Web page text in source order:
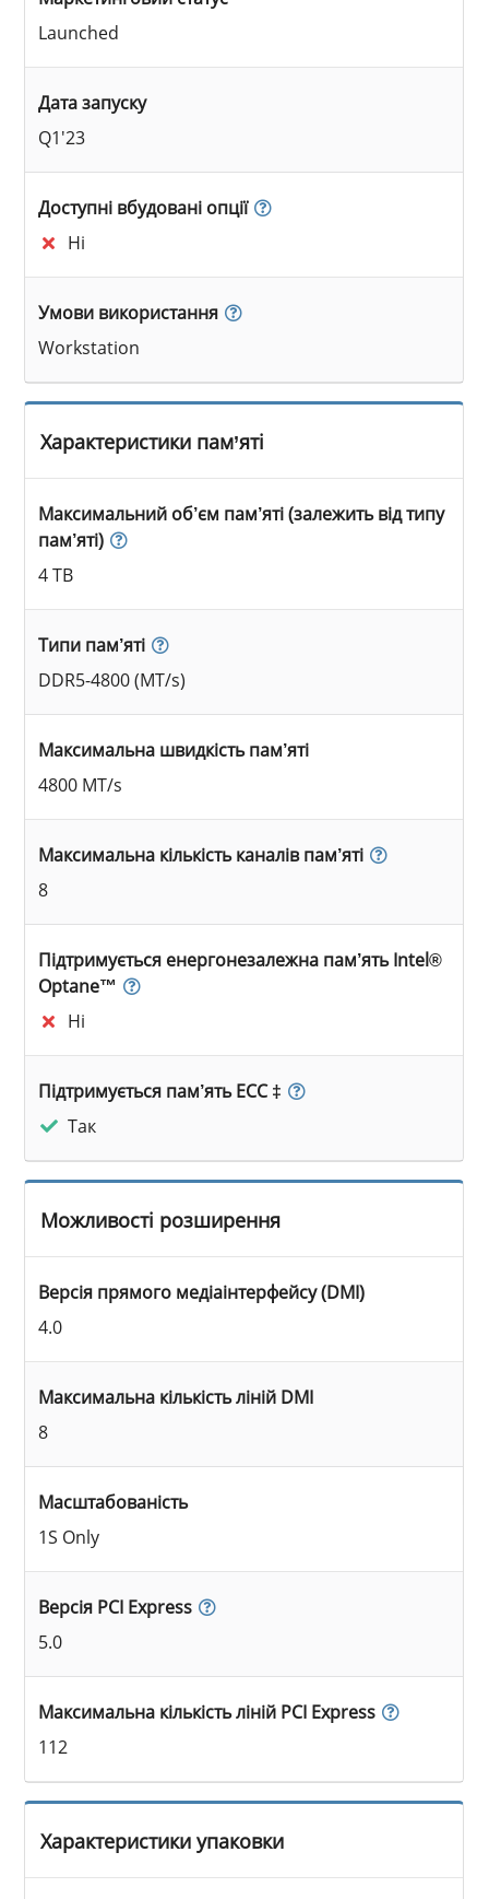
Launched
Дата запуску
Q1'23
Доступні вбудовані опції
Ні
Умови використання
Workstation
Характеристики пам’яті
Максимальний об’єм пам’яті (залежить від типу
пам’яті)
4 TB
Типи пам’яті
DDR5-4800 (MT/s)
Максимальна швидкість пам’яті
4800 MT/s
Максимальна кількість каналів пам’яті
8
Підтримується енергонезалежна пам’ять Intel®
Optane™
Ні
Підтримується пам’ять ECC ‡
Так
Можливості розширення
Версія прямого медіаінтерфейсу (DMI)
4.0
Максимальна кількість ліній DMI
8
Масштабованість
1S Only
Версія PCI Express
5.0
Максимальна кількість ліній PCI Express
112
Характеристики упаковки